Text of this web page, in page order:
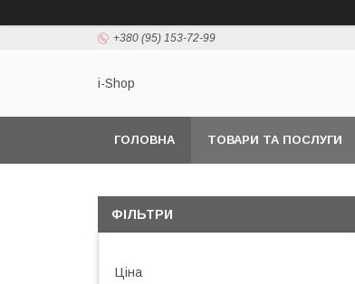
+380 (95) 153-72-99
i-Shop
ГОЛОВНА ТОВАРИ ТА ПОСЛУГИ
ФІЛЬТРИ
Ціна